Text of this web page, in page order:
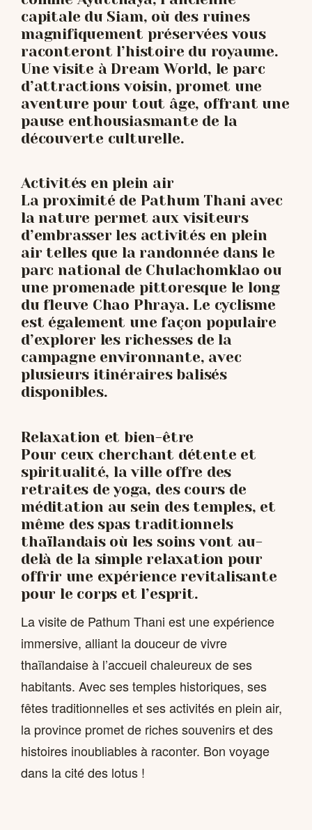
capitale du Siam, où des ruines
magnifiquement préservées vous
raconteront l’histoire du royaume.
Une visite à Dream World, le parc
d’attractions voisin, promet une
aventure pour tout âge, offrant une
pause enthousiasmante de la
découverte culturelle.
Activités en plein air
La proximité de Pathum Thani avec
la nature permet aux visiteurs
d’embrasser les activités en plein
air telles que la randonnée dans le
parc national de Chulachomklao ou
une promenade pittoresque le long
du fleuve Chao Phraya. Le cyclisme
est également une façon populaire
d’explorer les richesses de la
campagne environnante, avec
plusieurs itinéraires balisés
disponibles.
Relaxation et bien-être
Pour ceux cherchant détente et
spiritualité, la ville offre des
retraites de yoga, des cours de
méditation au sein des temples, et
même des spas traditionnels
thaïlandais où les soins vont au-
delà de la simple relaxation pour
offrir une expérience revitalisante
pour le corps et l’esprit.
La visite de Pathum Thani est une expérience
immersive, alliant la douceur de vivre
thaïlandaise à l’accueil chaleureux de ses
habitants. Avec ses temples historiques, ses
fêtes traditionnelles et ses activités en plein air,
la province promet de riches souvenirs et des
histoires inoubliables à raconter. Bon voyage
dans la cité des lotus !